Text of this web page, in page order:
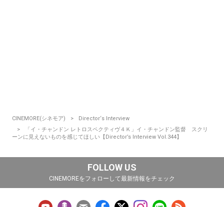
CINEMORE(シネモア)
Director‘s Interview
「イ・チャンドン レトロスペクティヴ４Ｋ」イ・チャンドン監督 スクリ
ーンに見えないものを感じてほしい【Director’s Interview Vol.344】
FOLLOW US
CINEMOREをフォローして最新情報をチェック